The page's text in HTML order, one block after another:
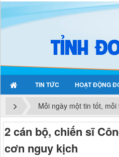
TIN TỨC HOẠT ĐỘNG
Mỗi ngày một tin tốt,
2 cán bộ, chiến sĩ
cơn nguy kịch